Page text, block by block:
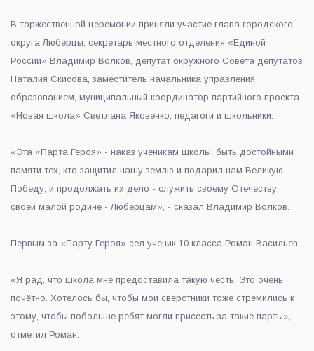
В торжественной церемонии приняли участие глава городского
округа Люберцы, секретарь местного отделения «Единой
России» Владимир Волков, депутат окружного Совета депутатов
Наталия Скисова, заместитель начальника управления
образованием, муниципальный координатор партийного проекта
«Новая школа» Светлана Яковенко, педагоги и школьники.
«Эта «Парта Героя» - наказ ученикам школы: быть достойными
памяти тех, кто защитил нашу землю и подарил нам Великую
Победу, и продолжать их дело - служить своему Отечеству,
своей малой родине - Люберцам», - сказал Владимир Волков.
Первым за «Парту Героя» сел ученик 10 класса Роман Васильев.
«Я рад, что школа мне предоставила такую честь. Это очень
почётно. Хотелось бы, чтобы мои сверстники тоже стремились к
этому, чтобы побольше ребят могли присесть за такие парты», -
отметил Роман.